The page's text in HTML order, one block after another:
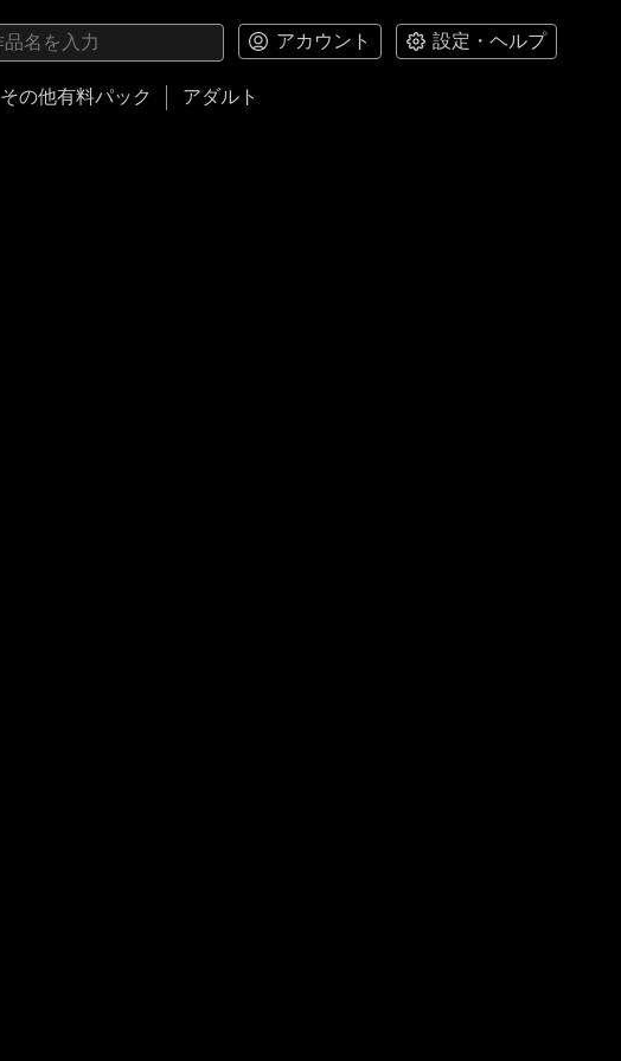
アカウント 設定・ヘルプ
その他有料パック アダルト